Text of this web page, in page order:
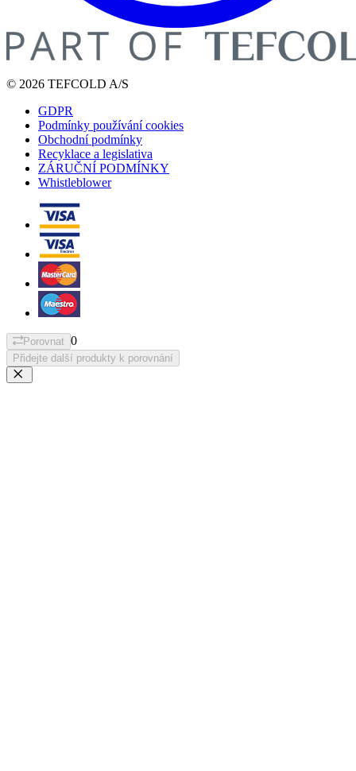
© 2026 TEFCOLD A/S
GDPR
Podmínky používání cookies
Obchodní podmínky
Recyklace a legislativa
ZÁRUČNÍ PODMÍNKY
Whistleblower
Porovnat 0
Přidejte další produkty k porovnání